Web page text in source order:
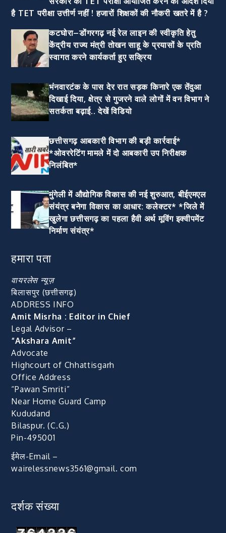
है TET परीक्षा उत्तीर्ण नहीं ! हजारों शिक्षकों की नौकरी खतरे में है ?
कटघोरा–डोंगरगढ़ नई रेल लाइन की स्वीकृति हेतु
केंद्रीय राज्य मंत्री तोखन साहू के प्रयासों के प्रति
स्वागत करने कार्यकर्ता हुए सक्रिय
भंनवारटंक के पास देर रात सड़क किनारे एक तेंदुआ
दिखाई दिया, क्षेत्र से गुजरने वाले लोगों में वन विभाग ने
सतर्कता बढ़ाई.. देखें विडियो
छत्तीसगढ़ आबकारी विभाग की बड़ी कार्रवाई*
*ओवररेटिंग मामले में दो आबकारी उप निरीक्षक
निलंबित*
मुंगेली में औद्योगिक विकास की नई शुरुआत, बीईएमएल
संयंत्र बनेगा विकास का आधार: कलेक्टर* *जिले में
खुलेगा छत्तीसगढ़ का पहला हैवी अर्थ मूविंग इक्वीपमेंट
निर्माण संयंत्र*
हमारा पता
वायरलेस न्यूज़
बिलासपुर (छत्तीसगढ़)
ADDRESS INFO
Amit Misrha : Editor in Chief
Legal Advisor –
“Akshara Amit”
Advocate
Highcourt of Chhattisgarh
Office Address
“Pawan Smriti”
Near Home Guard Camp
Kududand
Bilaspur. (C.G.)
Pin-495001
ईमेल-Email –
wairelessnews3561@gmail. com
दर्शक संख्या